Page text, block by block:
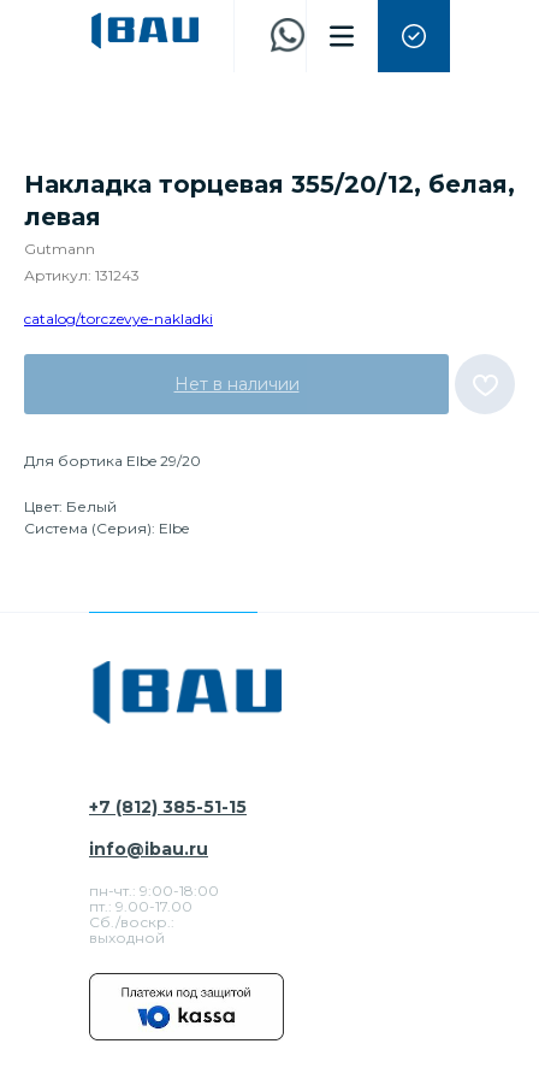
Накладка торцевая 355/20/12, белая,
левая
Gutmann
Артикул: 131243
catalog/torczevye-nakladki
Нет в наличии
Для бортика Elbe 29/20
Цвет: Белый
Система (Серия): Elbe
+7 (812) 385-51-15
пн-чт.: 9:00-18:00
пт.: 9.00-17.00
Сб./воскр.:
выходной
info@ibau.ru